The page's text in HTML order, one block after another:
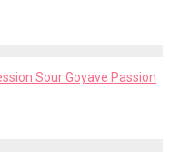
Sour Goyave Passion